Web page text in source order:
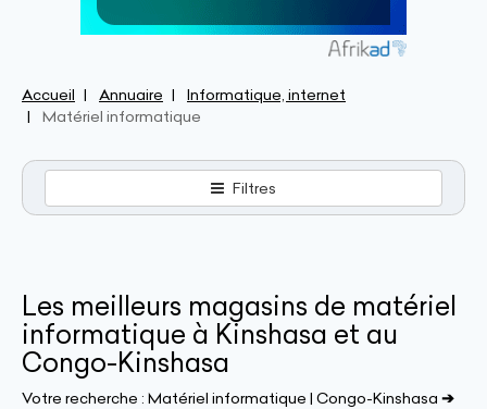
Accueil Annuaire
Informatique, internet
Matériel informatique
Filtres
Les meilleurs magasins de matériel
informatique à Kinshasa et au
Congo-Kinshasa
Votre recherche : Matériel informatique | Congo-Kinshasa ➔